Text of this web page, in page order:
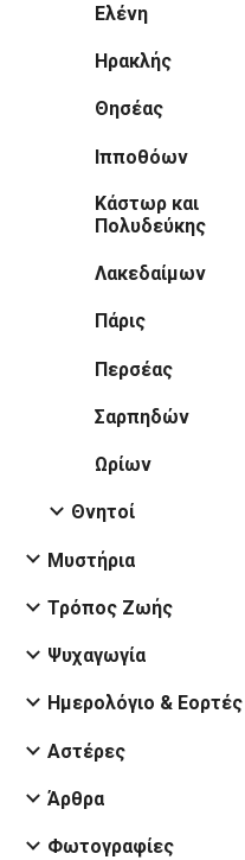
Ελένη
Ηρακλής
Θησέας
Ιπποθόων
Κάστωρ και
Πολυδεύκης
Λακεδαίμων
Πάρις
Περσέας
Σαρπηδών
Ωρίων
Θνητοί
Μυστήρια
Τρόπος Ζωής
Ψυχαγωγία
Ημερολόγιο & Εορτές
Αστέρες
Άρθρα
Φωτογραφίες